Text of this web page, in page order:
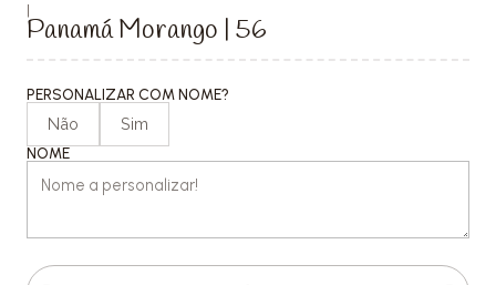
|
Panamá Morango | 56
PERSONALIZAR COM NOME?
Não Sim
NOME